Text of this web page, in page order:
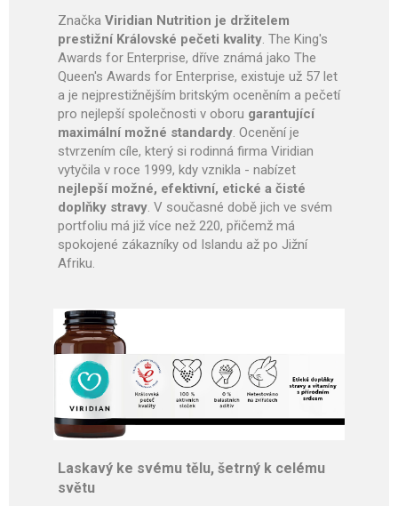
Značka Viridian Nutrition je držitelem
prestižní Královské pečeti kvality. The King's
Awards for Enterprise, dříve známá jako The
Queen's Awards for Enterprise, existuje už 57 let
a je nejprestižnějším britským oceněním a pečetí
pro nejlepší společnosti v oboru garantující
maximální možné standardy. Ocenění je
stvrzením cíle, který si rodinná firma Viridian
vytyčila v roce 1999, kdy vznikla - nabízet
nejlepší možné, efektivní, etické a čisté
doplňky stravy. V současné době jich ve svém
portfoliu má již více než 220, přičemž má
spokojené zákazníky od Islandu až po Jižní
Afriku.
Laskavý ke svému tělu, šetrný k celému
světu